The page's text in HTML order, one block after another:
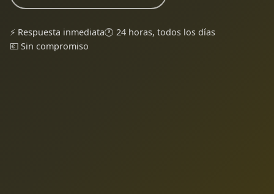
⚡ Respuesta inmediata🕐 24 horas, todos los días
💶 Sin compromiso